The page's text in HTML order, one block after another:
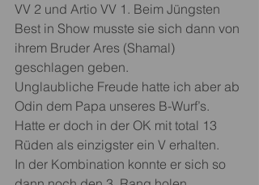
VV 2 und Artio VV 1. Beim Jüngsten
Best in Show musste sie sich dann von
ihrem Bruder Ares (Shamal)
geschlagen geben.
Unglaubliche Freude hatte ich aber ab
Odin dem Papa unseres B-Wurf’s.
Hatte er doch in der OK mit total 13
Rüden als einzigster ein V erhalten.
In der Kombination konnte er sich so